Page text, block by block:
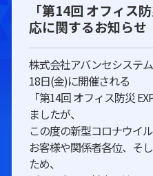
「第14回 オフィス
応に関するお知らせ
株式会社アバンセシステ
18日(金)に開催される
「第14回 オフィス防災
ましたが、
この度の新型コロナウイ
お客様や関係者各位、そ
ため、